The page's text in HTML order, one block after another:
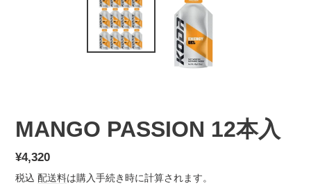
MANGO PASSION 12本入
通
常
¥4,320
税込 配送料は購入手続き時に計算されます。